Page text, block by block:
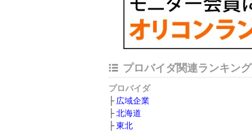
プロバイダ関連ランキング
プロバイダ
広域企業
北海道
東北